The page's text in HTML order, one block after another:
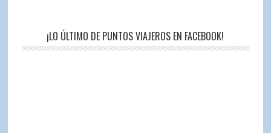
¡LO ÚLTIMO DE PUNTOS VIAJEROS EN FACEBOOK!